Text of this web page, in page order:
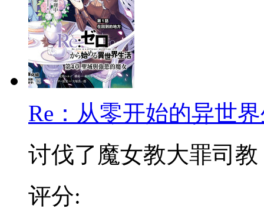
Re：从零开始的异世
讨伐了魔女教大罪司教
评分: